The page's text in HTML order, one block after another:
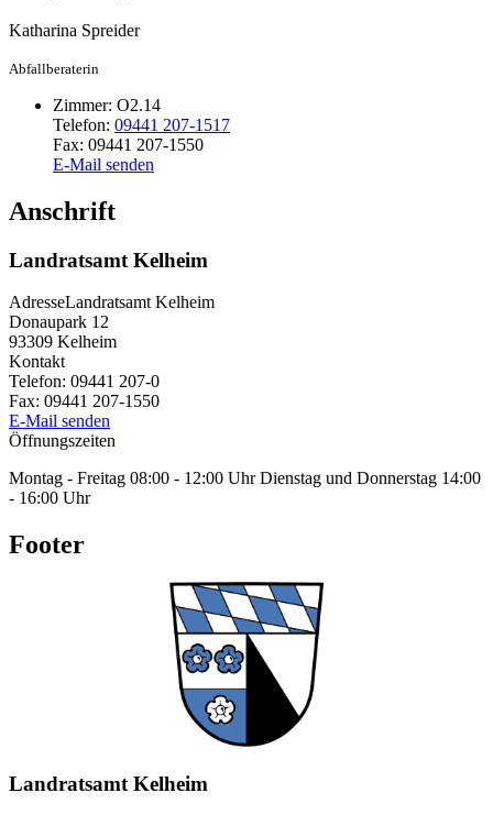
Katharina Spreider
Abfallberaterin
Zimmer: O2.14
Telefon: 09441 207-1517
Fax: 09441 207-1550
E-Mail senden
Anschrift
Landratsamt Kelheim
AdresseLandratsamt Kelheim
Donaupark 12
93309 Kelheim
Kontakt
Telefon: 09441 207-0
Fax: 09441 207-1550
E-Mail senden
Öffnungszeiten
Montag - Freitag 08:00 - 12:00 Uhr Dienstag und Donnerstag 14:00
- 16:00 Uhr
Footer
Landratsamt Kelheim